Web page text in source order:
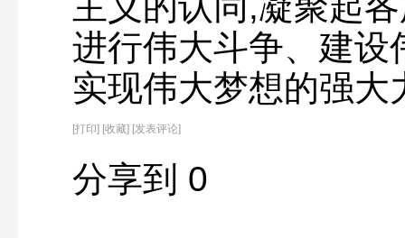
进行伟大斗争、建设
实现伟大梦想的强大
[打印] [收藏] [发表评论]
分享到 0